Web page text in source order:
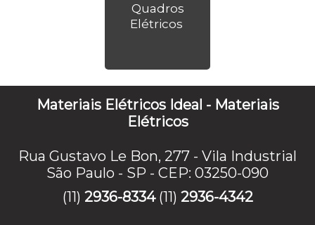
Quadros
Elétricos
Materiais Elétricos Ideal - Materiais
Elétricos
Rua Gustavo Le Bon, 277 - Vila Industrial
São Paulo - SP - CEP: 03250-090
(11) 2936-8334 (11) 2936-4342